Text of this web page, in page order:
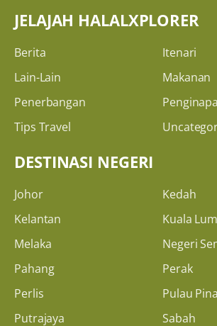
JELAJAH HALALXPLORER
Berita
Itenari
Lain-Lain
Makanan
Penerbangan
Tips Travel
DESTINASI NEGERI
Johor
Kedah
Kelantan
Kuala
Melaka
Negeri
Pahang
Perak
Perlis
Pulau
Putrajaya
Sabah